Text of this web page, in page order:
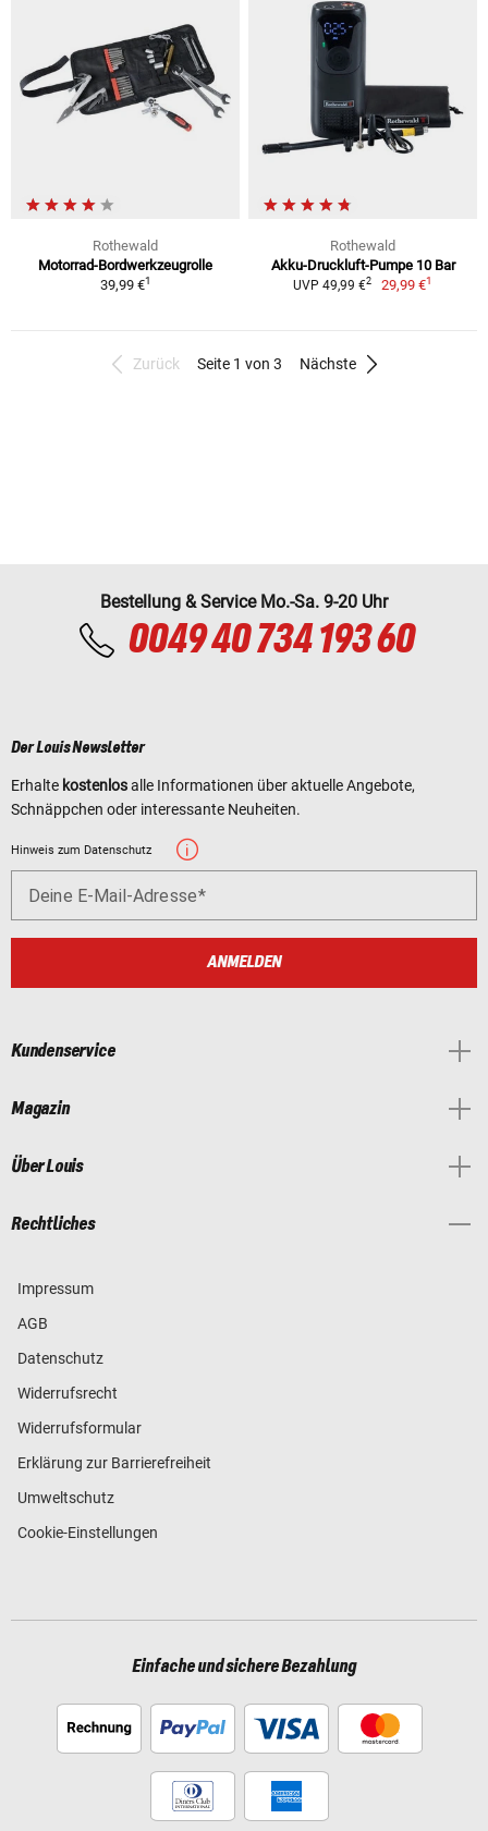
Rothewald
Motorrad-Bordwerkzeugrolle
39,99 €1
Rothewald
Akku-Druckluft-Pumpe 10 Bar
UVP 49,99 €2 29,99 €1
Zurück Seite 1 von 3 Nächste
Bestellung & Service Mo.-Sa. 9-20 Uhr
0049 40 734 193 60
Der Louis Newsletter
Erhalte kostenlosalle Informationen über aktuelle Angebote,
Schnäppchen oder interessante Neuheiten.
Hinweis zum Datenschutz
Deine E-Mail-Adresse
ANMELDEN
Kundenservice
Magazin
Über Louis
Rechtliches
Impressum
AGB
Datenschutz
Widerrufsrecht
Widerrufsformular
Erklärung zur Barrierefreiheit
Umweltschutz
Cookie-Einstellungen
Einfache und sichere Bezahlung